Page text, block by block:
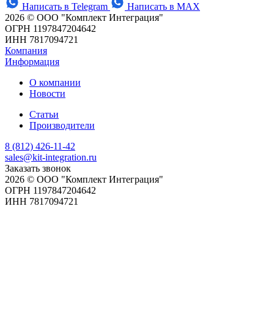
Написать в Telegram
Написать в MAX
2026 © ООО "Комплект Интеграция"
ОГРН 1197847204642
ИНН 7817094721
Компания
Информация
О компании
Новости
Статьи
Производители
8 (812) 426-11-42
sales@kit-integration.ru
Заказать звонок
2026 © ООО "Комплект Интеграция"
ОГРН 1197847204642
ИНН 7817094721